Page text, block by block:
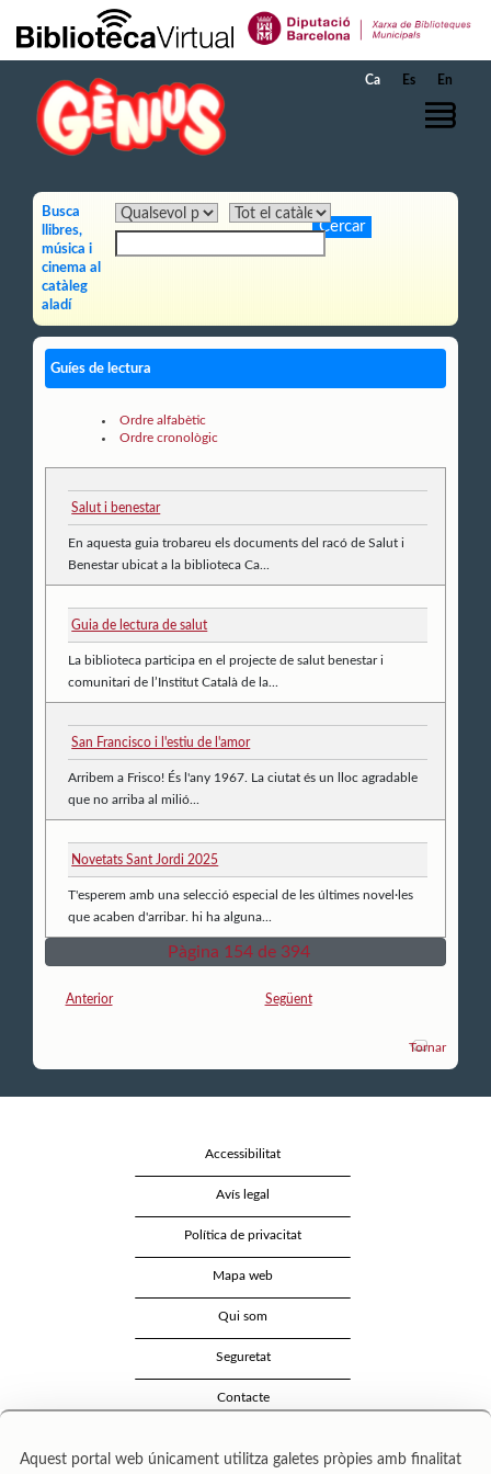
Salta al contingut principal
Ca Es En
Busca
llibres,
música i
cinema al
catàleg
aladí
Guíes de lectura
Ordre alfabètic
Ordre cronològic
Salut i benestar
En aquesta guia trobareu els documents del racó de Salut i
Benestar ubicat a la biblioteca Ca...
Guia de lectura de salut
La biblioteca participa en el projecte de salut benestar i
comunitari de l’Institut Català de la...
San Francisco i l'estiu de l'amor
Arribem a Frisco! És l'any 1967. La ciutat és un lloc agradable
que no arriba al milió...
Novetats Sant Jordi 2025
T'esperem amb una selecció especial de les últimes novel·les
que acaben d'arribar. hi ha alguna...
Pàgina 154 de 394
Anterior Següent
Tornar
Accessibilitat
Avís legal
Política de privacitat
Mapa web
Qui som
Seguretat
Contacte
Aquest portal web únicament utilitza galetes pròpies amb finalitat